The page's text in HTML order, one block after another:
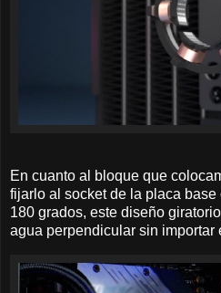
En cuanto al bloque que
fijarlo al socket de la placa
180 grados, este diseño
agua perpendicular sin importar